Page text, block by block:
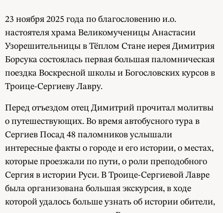
23 ноября 2025 года по благословению и.о.
настоятеля храма Великомученицы Анастасии
Узорешительницы в Тёплом Стане иерея Димитрия
Борсука состоялась первая большая паломническая
поездка Воскресной школы и Богословских курсов в
Троице-Сергиеву Лавру.
Перед отъездом отец Димитрий прочитал молитвы
о путешествующих. Во время автобусного тура в
Сергиев Посад 48 паломников услышали
интересные факты о городе и его истории, о местах,
которые проезжали по пути, о роли преподобного
Сергия в истории Руси. В Троице-Сергиевой Лавре
была организована большая экскурсия, в ходе
которой удалось больше узнать об истории обители,